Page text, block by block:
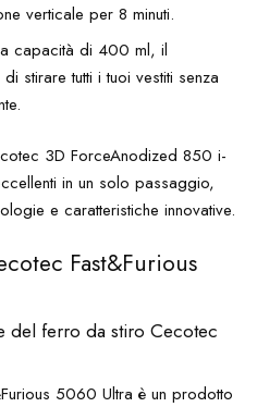
verticale per 8 minuti.
capacità di 400 ml, il
stirare tutti i tuoi vestiti senza
3D ForceAnodized 850 i-
in un solo passaggio,
e caratteristiche innovative.
Fast&Furious
del ferro da stiro Cecotec
5060 Ultra è un prodotto